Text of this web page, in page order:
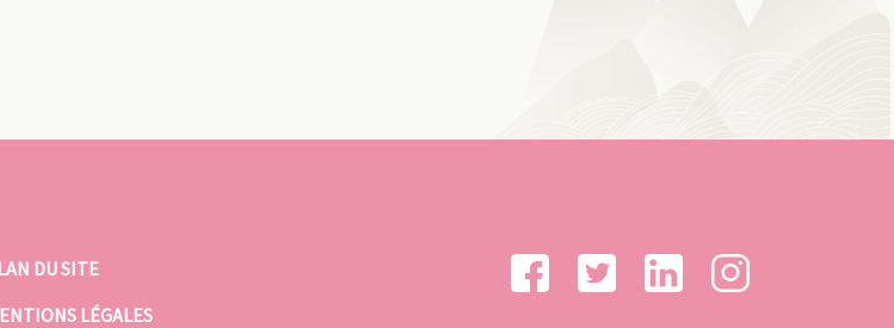
DU SITE
LÉGALES